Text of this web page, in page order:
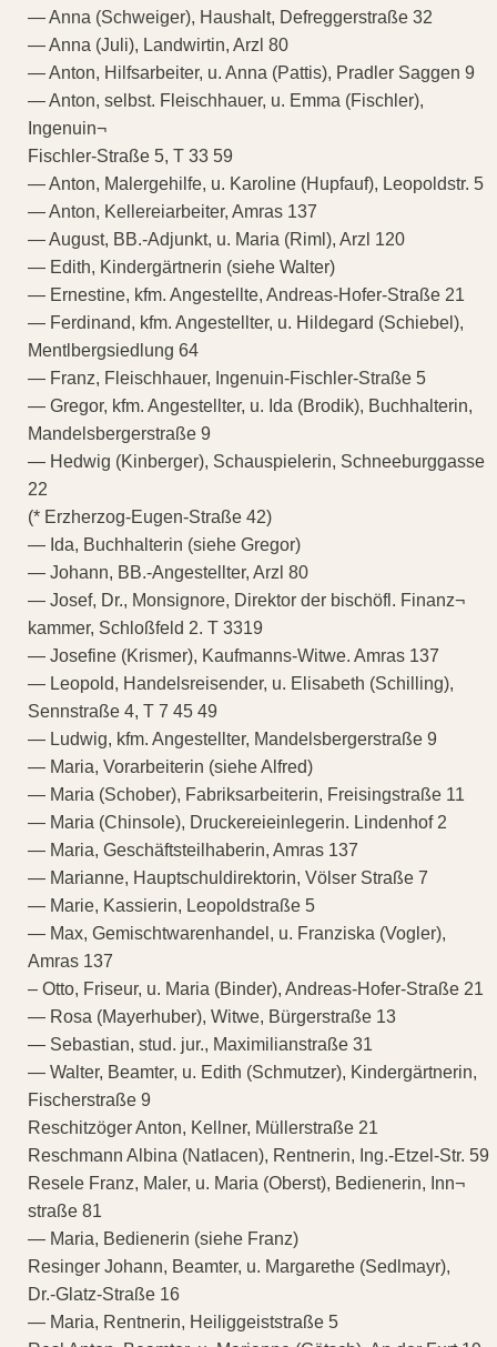
— Anna (Schweiger), Haushalt, Defreggerstraße 32
— Anna (Juli), Landwirtin, Arzl 80
— Anton, Hilfsarbeiter, u. Anna (Pattis), Pradler Saggen 9
— Anton, selbst. Fleischhauer, u. Emma (Fischler),
Ingenuin¬
Fischler-Straße 5, T 33 59
— Anton, Malergehilfe, u. Karoline (Hupfauf), Leopoldstr. 5
— Anton, Kellereiarbeiter, Amras 137
— August, BB.-Adjunkt, u. Maria (Riml), Arzl 120
— Edith, Kindergärtnerin (siehe Walter)
— Ernestine, kfm. Angestellte, Andreas-Hofer-Straße 21
— Ferdinand, kfm. Angestellter, u. Hildegard (Schiebel),
Mentlbergsiedlung 64
— Franz, Fleischhauer, Ingenuin-Fischler-Straße 5
— Gregor, kfm. Angestellter, u. Ida (Brodik), Buchhalterin,
Mandelsbergerstraße 9
— Hedwig (Kinberger), Schauspielerin, Schneeburggasse
22
(* Erzherzog-Eugen-Straße 42)
— Ida, Buchhalterin (siehe Gregor)
— Johann, BB.-Angestellter, Arzl 80
— Josef, Dr., Monsignore, Direktor der bischöfl. Finanz¬
kammer, Schloßfeld 2. T 3319
— Josefine (Krismer), Kaufmanns-Witwe. Amras 137
— Leopold, Handelsreisender, u. Elisabeth (Schilling),
Sennstraße 4, T 7 45 49
— Ludwig, kfm. Angestellter, Mandelsbergerstraße 9
— Maria, Vorarbeiterin (siehe Alfred)
— Maria (Schober), Fabriksarbeiterin, Freisingstraße 11
— Maria (Chinsole), Druckereieinlegerin. Lindenhof 2
— Maria, Geschäftsteilhaberin, Amras 137
— Marianne, Hauptschuldirektorin, Völser Straße 7
— Marie, Kassierin, Leopoldstraße 5
— Max, Gemischtwarenhandel, u. Franziska (Vogler),
Amras 137
– Otto, Friseur, u. Maria (Binder), Andreas-Hofer-Straße 21
— Rosa (Mayerhuber), Witwe, Bürgerstraße 13
— Sebastian, stud. jur., Maximilianstraße 31
— Walter, Beamter, u. Edith (Schmutzer), Kindergärtnerin,
Fischerstraße 9
Reschitzöger Anton, Kellner, Müllerstraße 21
Reschmann Albina (Natlacen), Rentnerin, Ing.-Etzel-Str. 59
Resele Franz, Maler, u. Maria (Oberst), Bedienerin, Inn¬
straße 81
— Maria, Bedienerin (siehe Franz)
Resinger Johann, Beamter, u. Margarethe (Sedlmayr),
Dr.-Glatz-Straße 16
— Maria, Rentnerin, Heiliggeiststraße 5